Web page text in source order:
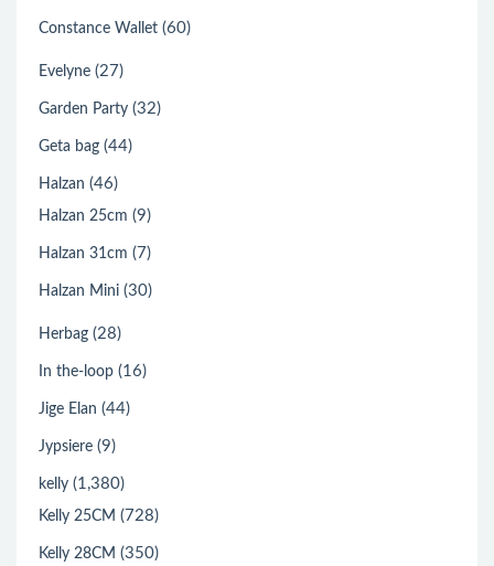
Constance Wallet (60)
Evelyne (27)
Garden Party (32)
Geta bag (44)
Halzan (46)
Halzan 25cm (9)
Halzan 31cm (7)
Halzan Mini (30)
Herbag (28)
In the-loop (16)
Jige Elan (44)
Jypsiere (9)
kelly (1,380)
Kelly 25CM (728)
Kelly 28CM (350)